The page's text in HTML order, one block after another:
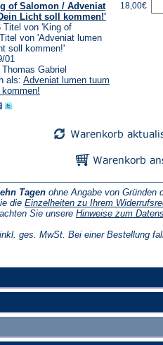
of Salomon / Adveniat
Licht soll kommen!'
Titel von 'King of
von 'Adveniat lumen
soll kommen!'
01
Gabriel
als: Adveniat lumen tuum
18,00€
Tagen ohne Angabe von Gründen
die Einzelheiten zu Ihrem
Sie unsere Hinweise zum
ges. MwSt. Bei einer Bestellung